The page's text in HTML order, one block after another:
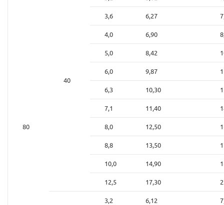
80
40
3,6 6,27
4,0 6,90
5,0 8,42
6,0 9,87
6,3 10,30
7,1 11,40
8,0 12,50
8,8 13,50
10,0 14,90
12,5 17,30
3,2 6,12